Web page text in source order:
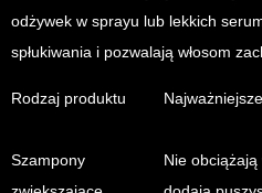
odżywek w sprayu lub lekkich
spłukiwania i pozwalają włosom
Rodzaj produktu
Szampony
Nie obciążają